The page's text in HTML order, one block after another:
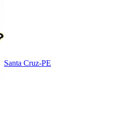
Santa Cruz-PE